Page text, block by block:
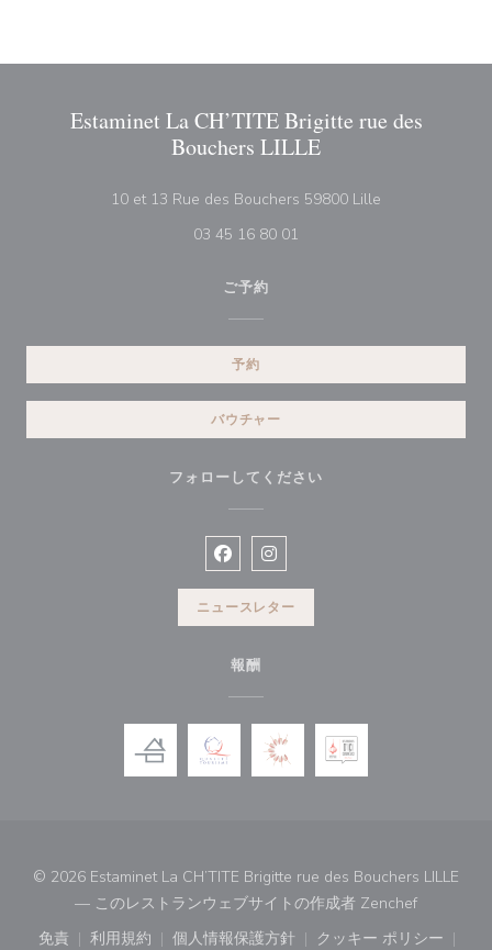
Estaminet La CH’TITE Brigitte rue des
Bouchers LILLE
10 et 13 Rue des Bouchers 59800 Lille
03 45 16 80 01
ご予約
予約
バウチャー
フォローしてください
Facebook ((新しいウィンドウで
Instagram ((新しいウィンド
ニュースレター
報酬
© 2026 Estaminet La CH’TITE Brigitte rue des Bouchers LILLE
— このレストランウェブサイトの作成者 Zenchef((新しいウ
免責
利用規約 個人情報保護方針 クッキー ポリシー